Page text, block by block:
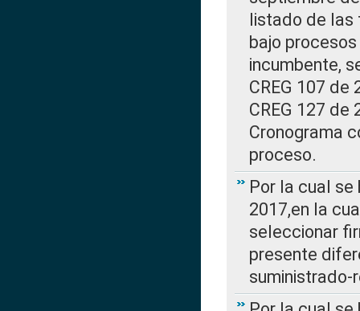
listado de las
bajo
incumbente,
CREG 107
CREG 127 de
Cronograma
proceso.
Por la cual se
2017,en la
seleccionar
presente